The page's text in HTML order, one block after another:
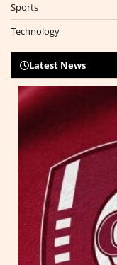
Sports
Technology
Latest News